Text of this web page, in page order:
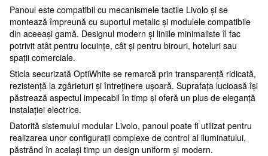
Panoul este compatibil cu mecanismele tactile Livolo și se
montează împreună cu suportul metalic și modulele compatibile
din aceeași gamă. Designul modern și liniile minimaliste îl fac
potrivit atât pentru locuințe, cât și pentru birouri, hoteluri sau
spații comerciale.
Sticla securizată OptiWhite se remarcă prin transparență ridicată,
rezistență la zgârieturi și întreținere ușoară. Suprafața lucioasă își
păstrează aspectul impecabil în timp și oferă un plus de eleganță
instalației electrice.
Datorită sistemului modular Livolo, panoul poate fi utilizat pentru
realizarea unor configurații complexe de control al iluminatului,
păstrând în același timp un design uniform și modern.